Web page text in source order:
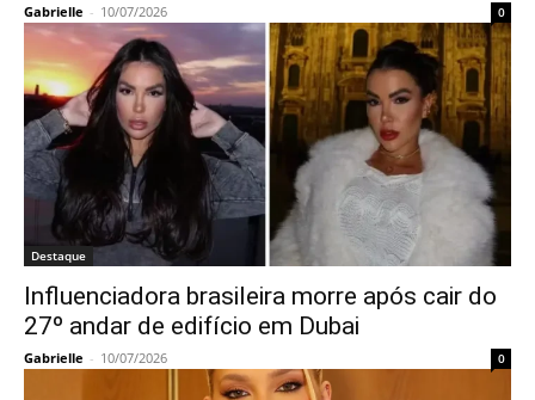
Gabrielle - 10/07/2026 0
Destaque
Influenciadora brasileira morre após cair do
27º andar de edifício em Dubai
Gabrielle - 10/07/2026 0